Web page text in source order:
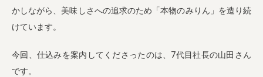
かしながら、美味しさへの追求のため「本物のみりん」を造り続
けています。
今回、仕込みを案内してくださったのは、7代目社長の山田さん
です。